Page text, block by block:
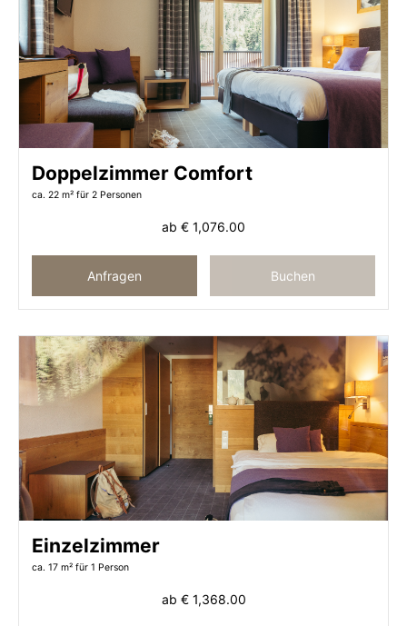
Doppelzimmer Comfort
ca. 22 m² für 2 Personen
ab € 1,076.00
Anfragen Buchen
Einzelzimmer
ca. 17 m² für 1 Person
ab € 1,368.00